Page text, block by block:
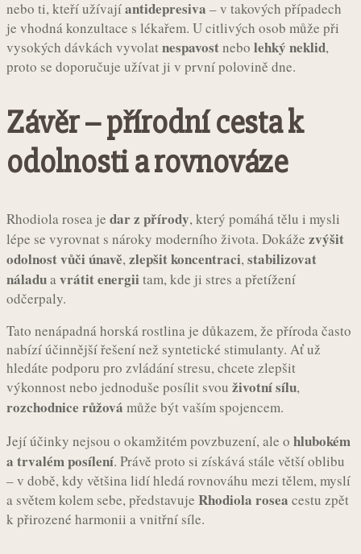
nebo ti, kteří užívajíantidepresiva – v takových případech
je vhodná konzultace s lékařem. U citlivých osob může při
vysokých dávkách vyvolatnespavostnebo lehký neklid,
proto se doporučuje užívat ji v první polovině dne.
Závěr – přírodní cesta k
odolnosti a rovnováze
Rhodiola rosea je dar z přírody, který pomáhá tělu i mysli
lépe se vyrovnat s nároky moderního života. Dokáže zvýšit
odolnost vůči únavě,zlepšit koncentraci,stabilizovat
náladuavrátit energii tam, kde ji stres a přetížení
odčerpaly.
Tato nenápadná horská rostlina je důkazem, že příroda často
nabízí účinnější řešení než syntetické stimulanty. Ať už
hledáte podporu pro zvládání stresu, chcete zlepšit
výkonnost nebo jednoduše posílit svou životní sílu,
rozchodnice růžová může být vaším spojencem.
Její účinky nejsou o okamžitém povzbuzení, ale o hlubokém
a trvalém posílení. Právě proto si získává stále větší oblibu
– v době, kdy většina lidí hledá rovnováhu mezi tělem, myslí
a světem kolem sebe, představuje Rhodiola rosea cestu zpět
k přirozené harmonii a vnitřní síle.